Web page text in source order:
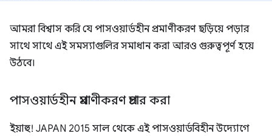
আমরা বিশ্বাস করি যে পাসওয়ার্ডহীন প্রমাণীকরণ ছড়িয়ে পড়ার
সাথে সাথে এই সমস্যাগুলির সমাধান করা আরও গুরুত্বপূর্ণ হয়ে
উঠবে।
পাসওয়ার্ডহীন প্রমাণীকরণ প্রচার করা
ইয়াহু! JAPAN 2015 সাল থেকে এই পাসওয়ার্ডবিহীন উদ্যোগে